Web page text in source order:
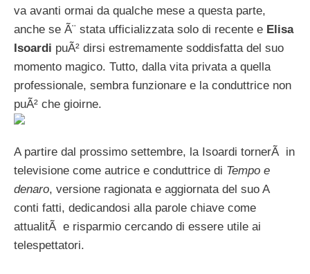
va avanti ormai da qualche mese a questa parte,
anche se Ã¨ stata ufficializzata solo di recente e Elisa
Isoardi puÃ² dirsi estremamente soddisfatta del suo
momento magico. Tutto, dalla vita privata a quella
professionale, sembra funzionare e la conduttrice non
puÃ² che gioirne.
A partire dal prossimo settembre, la Isoardi tornerÃ in
televisione come autrice e conduttrice di Tempo e
denaro, versione ragionata e aggiornata del suo A
conti fatti, dedicandosi alla parole chiave come
attualitÃ e risparmio cercando di essere utile ai
telespettatori.